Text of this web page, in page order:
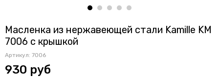
Масленка из нержавеющей стали Kamille KM
7006 с крышкой
Артикул: 7006
930 руб